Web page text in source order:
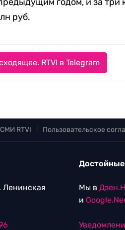
руб.
RTVI в Telegram
RTVI Пользовательское
Ленинская
Мы в
и